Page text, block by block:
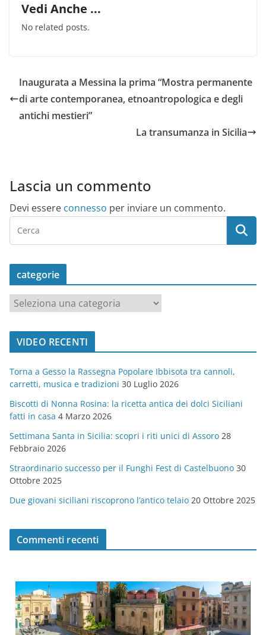
Vedi Anche ...
No related posts.
Inaugurata a Messina la prima “Mostra permanente
di arte contemporanea, etnoantropologica e degli
antichi mestieri”
La transumanza in Sicilia
Lascia un commento
Devi essere connesso per inviare un commento.
categorie
a
t
o
r
i
e
VIDEO RECENTI
Torna a Gesso la Rassegna Popolare Ibbisota tra cannoli,
carretti, musica e tradizioni 30 Luglio 2026
Biscotti di Nonna Rosina: la ricetta antica dei dolci Siciliani
fatti in casa 4 Marzo 2026
Settimana Santa in Sicilia: scopri i riti unici di Assoro 28
Febbraio 2026
Straordinario successo per il Funghi Fest di Castelbuono 30
Ottobre 2025
Due giovani siciliani riscoprono l’antico telaio 20 Ottobre 2025
Commenti recenti